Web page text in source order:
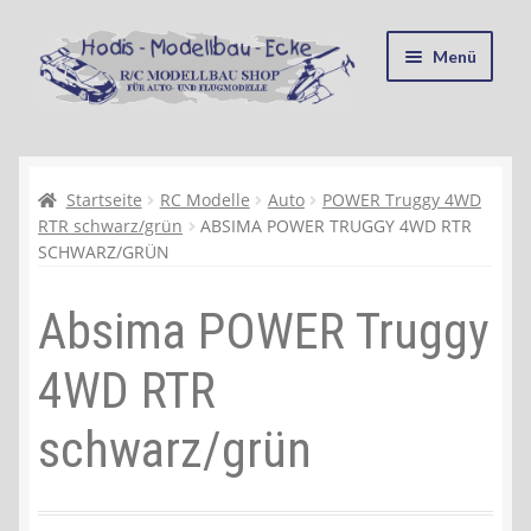
Zur
Navigation
springen
Zum
Inhalt
springen
Menü
Kasse
Mein Konto
Recycling, Entsorgung und Umwelt
Shop
Warenkorb
Ablauf einer Bestellung
Startseite RC Modelle Auto
POWER Truggy 4WD
RTR schwarz/grün
ABSIMA POWER TRUGGY 4WD RTR
SCHWARZ/GRÜN
Absima POWER Truggy
4WD RTR
schwarz/grün